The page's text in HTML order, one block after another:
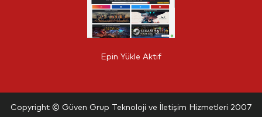
Epin Yükle Aktif
Copyright © Güven Grup Teknoloji ve İletişim Hizmetleri 2007